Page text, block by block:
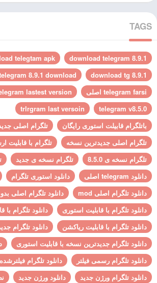
TAGS
download telegram 8.9.1
telegtam apk
download tg 8.9.1
8.9.1 download
telegram farsi اصلی
lastest version
telegram v8.5.0
trlrgram last versoin
باتلگرام قابیلت استوری رایگان
تلگرام اصلی
تلگرام اصلی جدیدترین نسخه
تلگرام با قابلیت
تلگرام نسخه ی 8.5.0
تلگرام نسخه ی جدید
دانلود telegram اصلی
دانلود استوری تلگرام
دانلود تلگرام اصلی mod
دانلود تلگرام اصلی
دانلود تلگرام با قابلیت استوری
دانلود تلگرام
دانلود تلگرام با قابلیت ریاکشن
دانلود تلگرام
دانلود تلگرام جدیدترین نسخه با قابلیت استوری
دانلود تلگرام رسمی فیلتر
دانلود تلگرام فیلترشده
دانلود تلگرام ورژن جدید
دانلود ورژن جدید